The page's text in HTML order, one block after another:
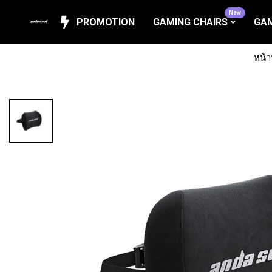
PROMOTION GAMING CHAIRS
New
หน้
to
the